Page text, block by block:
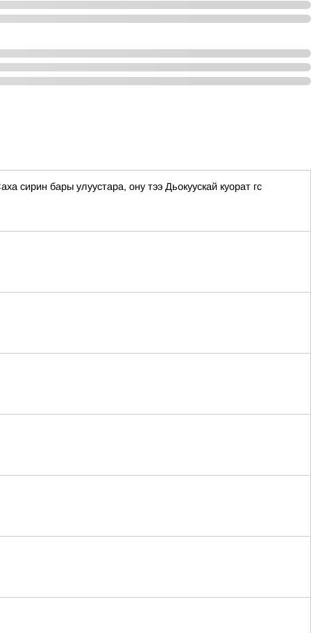
сирин бары улуустара, ону тээ Дьокуускай куорат гс